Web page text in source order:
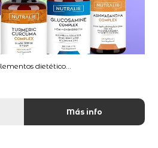
dietético...
Más info